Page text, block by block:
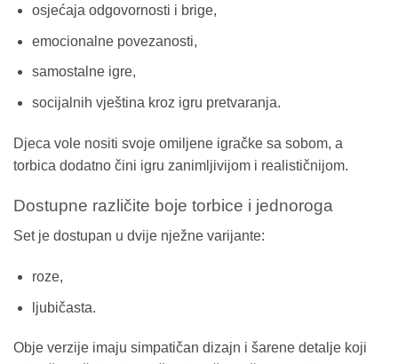
osjećaja odgovornosti i brige,
emocionalne povezanosti,
samostalne igre,
socijalnih vještina kroz igru pretvaranja.
Djeca vole nositi svoje omiljene igračke sa sobom, a
torbica dodatno čini igru zanimljivijom i realističnijom.
Dostupne različite boje torbice i jednoroga
Set je dostupan u dvije nježne varijante:
roze,
ljubičasta.
Obje verzije imaju simpatičan dizajn i šarene detalje koji